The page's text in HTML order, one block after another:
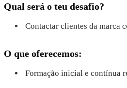
Qual será o teu desafio?
Contactar clientes da marca
O que oferecemos:
Formação inicial e contínua